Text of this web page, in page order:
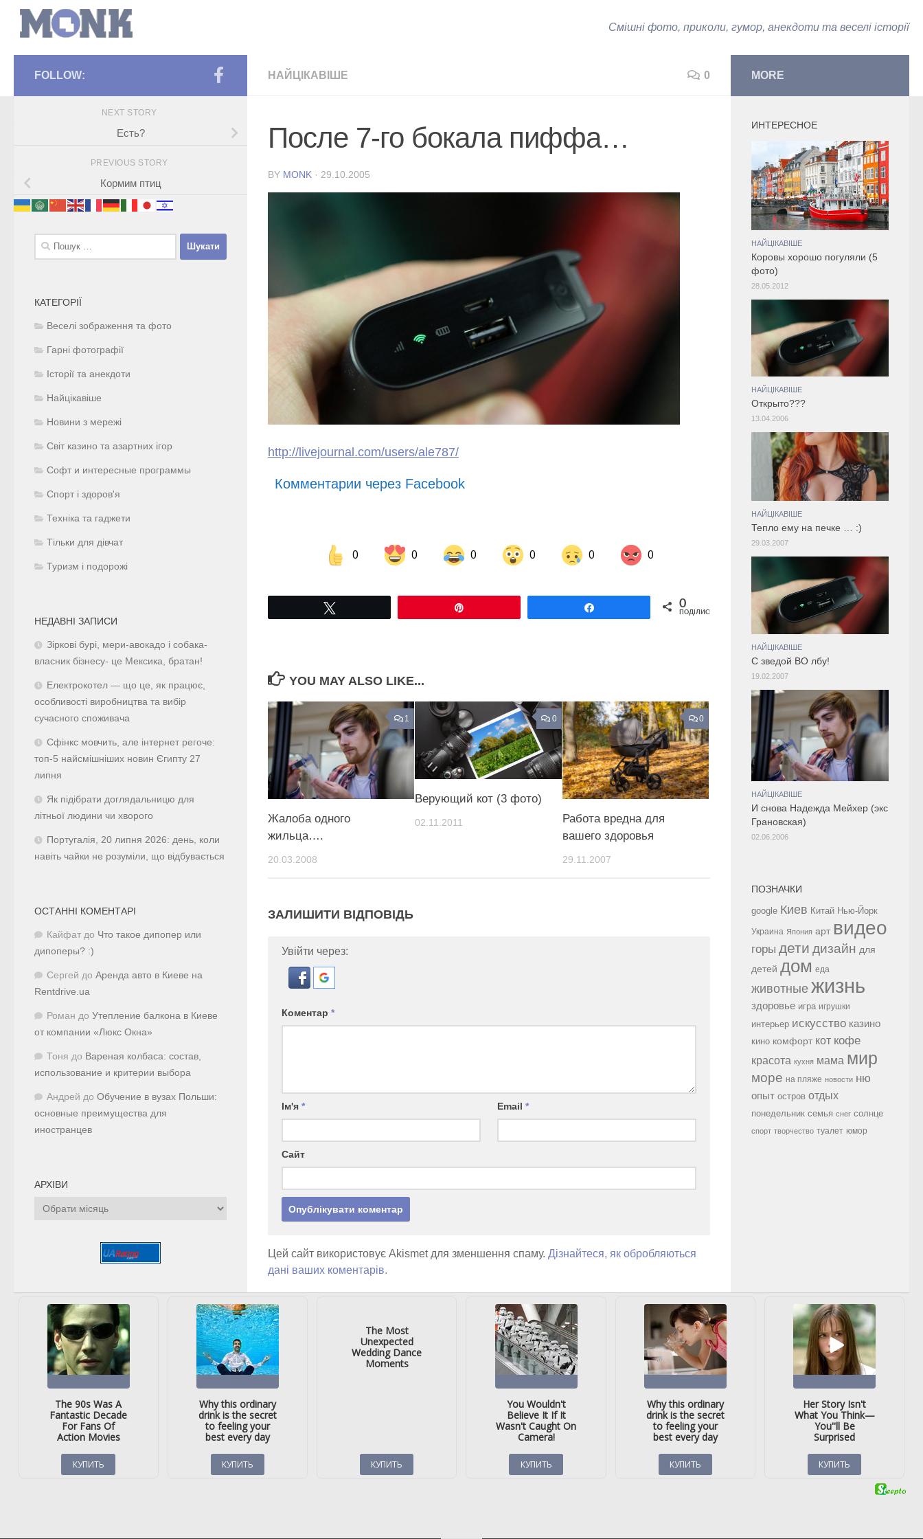
Смішні фото, приколи, гумор, анекдоти та веселі історії
НАЙЦІКАВІШЕ 0
После 7-го бокала пиффа…
BY MONK · 29.10.2005
http://livejournal.com/users/ale787/
Комментарии через Facebook
0 0 0 0 0 0
Share on Facebook Share on LinkedIn Share on Twitter 0
ПОДІЛИСЬ
YOU MAY ALSO LIKE...
1
Жалоба одного
жильца….
20.03.2008
0
Верующий кот (3 фото)
02.11.2011
0
Работа вредна для
вашего здоровья
29.11.2007
ЗАЛИШИТИ ВІДПОВІДЬ
Увійти через:
Коментар *
Ім'я * Email*
Сайт
Цей сайт використовує Akismet для зменшення спаму. Дізнайтеся, як обробляються
дані ваших коментарів.
FOLLOW:
NEXT STORY
Есть?
PREVIOUS STORY
Кормим птиц
Пошук:
КАТЕГОРІЇ
Веселі зображення та фото
Гарні фотографії
Історії та анекдоти
Найцікавіше
Новини з мережі
Світ казино та азартних ігор
Софт и интересные программы
Спорт і здоров'я
Техніка та гаджети
Тільки для дівчат
Туризм і подорожі
НЕДАВНІ ЗАПИСИ
Зіркові бурі, мери-авокадо і собака-
власник бізнесу- це Мексика, братан!
Електрокотел — що це, як працює,
особливості виробництва та вибір
сучасного споживача
Сфінкс мовчить, але інтернет регоче:
топ-5 найсмішніших новин Єгипту 27
липня
Як підібрати доглядальницю для
літньої людини чи хворого
Португалія, 20 липня 2026: день, коли
навіть чайки не розуміли, що відбувається
ОСТАННІ КОМЕНТАРІ
Кайфат до Что такое дипопер или
дипоперы? :)
Сергей до Аренда авто в Киеве на
Rentdrive.ua
Роман до Утепление балкона в Киеве
от компании «Люкс Окна»
Тоня до Вареная колбаса: состав,
использование и критерии выбора
Андрей до Обучение в вузах Польши:
основные преимущества для
иностранцев
АРХІВИ
Архіви
MORE
ИНТЕРЕСНОЕ
НАЙЦІКАВІШЕ
Коровы хорошо погуляли (5
фото)
28.05.2012
НАЙЦІКАВІШЕ
Открыто???
13.04.2006
НАЙЦІКАВІШЕ
Тепло ему на печке … :)
29.03.2007
НАЙЦІКАВІШЕ
С зведой ВО лбу!
19.02.2007
НАЙЦІКАВІШЕ
И снова Надежда Мейхер (экс
Грановская)
02.06.2006
ПОЗНАЧКИ
google Киев Китай Нью-Йорк
Украина Япония арт видео
горы дети дизайн для
детей дом еда
животные жизнь
здоровье игра игрушки
интерьер искусство казино
кино комфорт кот кофе
красота кухня мама мир
море на пляже новости ню
опыт остров отдых
понедельник семья снег солнце
спорт творчество туалет юмор